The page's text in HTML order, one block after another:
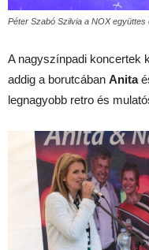
Péter Szabó Szilvia a NOX együttes
A nagyszínpadi koncertek
addig a borutcában Anita
legnagyobb retro és